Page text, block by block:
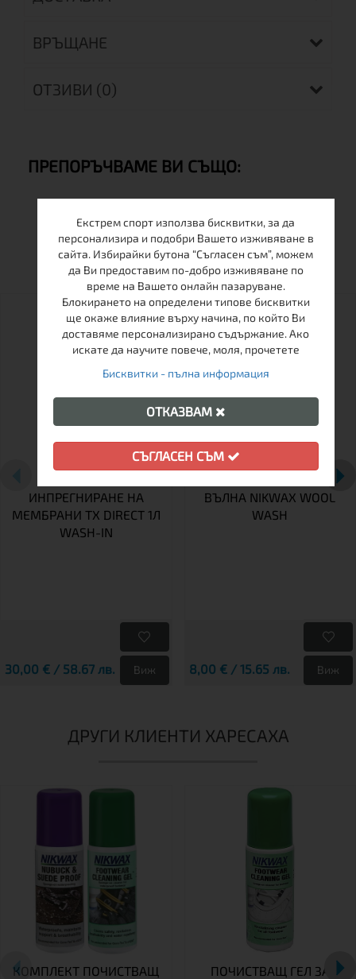
ВРЪЩАНЕ
ОТЗИВИ (0)
ПРЕПОРЪЧВАМЕ ВИ СЪЩО:
ОЩЕ ОТ ТАЗИ МАРКА
ИНПРЕГНИРАНЕ НА
МЕМБРАНИ TX DIRECT 1Л
WASH-IN
30,00 € / 58.67 лв. Виж
ПРЕПАРАТ ЗА ПРАНЕ НА
ВЪЛНА NIKWAX WOOL
WASH
8,00 € / 15.65 лв. Виж
ДРУГИ КЛИЕНТИ ХАРЕСАХА
КОМПЛЕКТ ПОЧИСТВАЩ
ПОЧИСТВАЩ ГЕЛ ЗА
Екстрем спорт използва бисквитки, за да
персонализира и подобри Вашето изживяване в
сайта. Избирайки бутона “Съгласен съм”, можем
да Ви предоставим по-добро изживяване по
време на Вашето онлайн пазаруване.
Блокирането на определени типове бисквитки
ще окаже влияние върху начина, по който Ви
доставяме персонализирано съдържание. Ако
искате да научите повече, моля, прочетете
Бисквитки - пълна информация
ОТКАЗВАМ
СЪГЛАСЕН СЪМ